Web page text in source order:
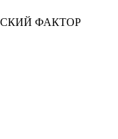
ФАКТОР